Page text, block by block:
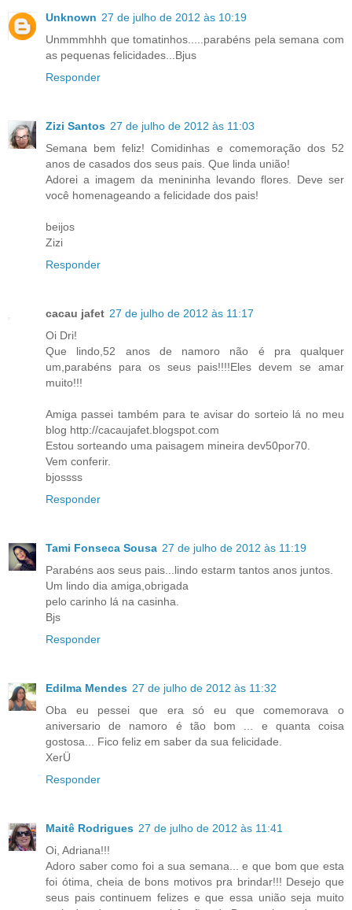
Unknown 27 de julho de 2012 às 10:19
Unmmmhhh que tomatinhos.....parabéns pela semana com
as pequenas felicidades...Bjus
Responder
Zizi Santos 27 de julho de 2012 às 11:03
Semana bem feliz! Comidinhas e comemoração dos 52
anos de casados dos seus pais. Que linda união!
Adorei a imagem da menininha levando flores. Deve ser
você homenageando a felicidade dos pais!
beijos
Zizi
Responder
cacau jafet 27 de julho de 2012 às 11:17
Oi Dri!
Que lindo,52 anos de namoro não é pra qualquer
um,parabéns para os seus pais!!!!Eles devem se amar
muito!!!
Amiga passei também para te avisar do sorteio lá no meu
blog http://cacaujafet.blogspot.com
Estou sorteando uma paisagem mineira dev50por70.
Vem conferir.
bjossss
Responder
Tami Fonseca Sousa 27 de julho de 2012 às 11:19
Parabéns aos seus pais...lindo estarm tantos anos juntos.
Um lindo dia amiga,obrigada
pelo carinho lá na casinha.
Bjs
Responder
Edilma Mendes 27 de julho de 2012 às 11:32
Oba eu pessei que era só eu que comemorava o
aniversario de namoro é tão bom ... e quanta coisa
gostosa... Fico feliz em saber da sua felicidade.
XerÜ
Responder
Maitê Rodrigues 27 de julho de 2012 às 11:41
Oi, Adriana!!!
Adoro saber como foi a sua semana... e que bom que esta
foi ótima, cheia de bons motivos pra brindar!!! Desejo que
seus pais continuem felizes e que essa união seja muito